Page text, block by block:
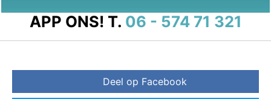
APP ONS! T. 06 - 574 71 321
Deel op Facebook